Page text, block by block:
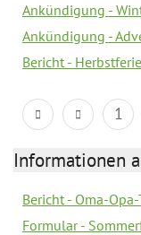
Ankündigung -
Ankündigung -
Bericht -
1
Informationen
Bericht - Oma-
Formular -